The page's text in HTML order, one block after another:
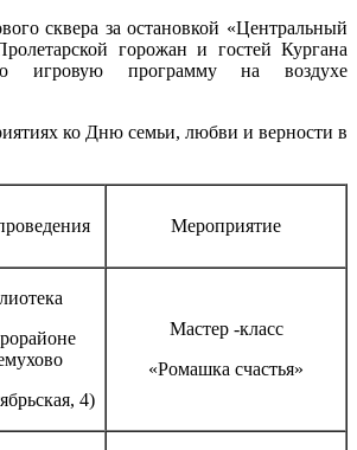
сквера за остановкой «Центральный
горожан и гостей Кургана
игровую программу на воздухе
ко Дню семьи, любви и верности в
Мероприятие
4)
Мастер -класс
«Ромашка счастья»